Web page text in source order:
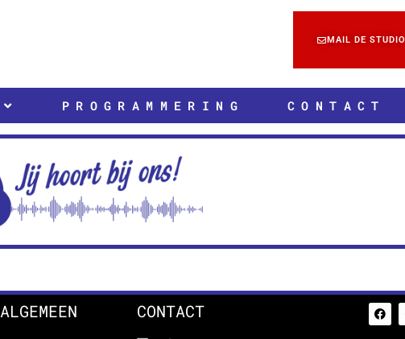
MAIL DE STUDIO
PROGRAMMERING CONTACT
ALGEMEEN CONTACT